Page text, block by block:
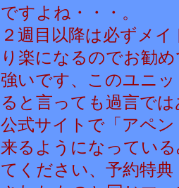
ですよね・・・。
２週目以降は必ずメ
り楽になるのでお勧
強いです、このユニ
ると言っても過言で
公式サイトで「アペ
来るようになってい
てください、予約特